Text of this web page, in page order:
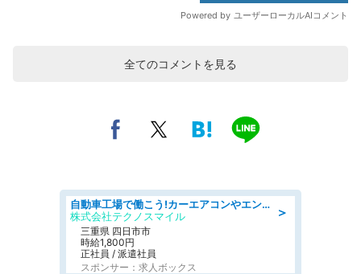
全てのコメントを見る
＞
自動車工場で働こう!カーエアコンやエンジンの製造・加工業務/寮完備 denso aichi
株式会社テクノスマイル
三重県 四日市市
時給1,800円
正社員 / 派遣社員
スポンサー：求人ボックス